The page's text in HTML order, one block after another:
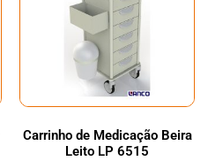
Carrinho de Medicação Beira
Leito LP 6515